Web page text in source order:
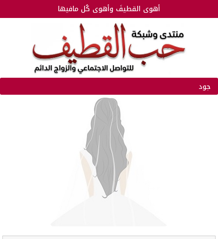
أهوى القطيفَ وأهوى كُل مافيها
جود